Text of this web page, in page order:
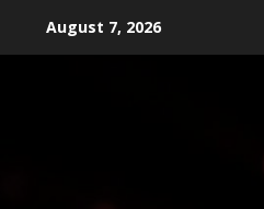
August 7, 2026